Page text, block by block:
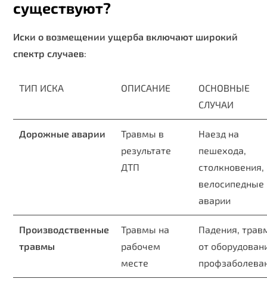
существуют?
Иски о возмещении ущерба включают широкий
спектр случаев:
ТИП ИСКА ОПИСАНИЕ
ОСНОВНЫЕ
СЛУЧАИ
Дорожные аварии
Травмы в
результате
ДТП
Наезд на
пешехода,
столкновения,
велосипедные
аварии
Производственные
травмы
Травмы на
рабочем
месте
Падения,
от